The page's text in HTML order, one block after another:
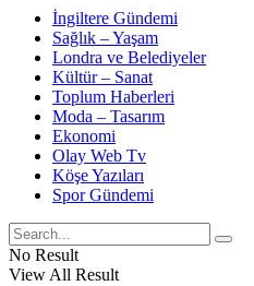
İngiltere Gündemi
Sağlık – Yaşam
Londra ve Belediyeler
Kültür – Sanat
Toplum Haberleri
Moda – Tasarım
Ekonomi
Olay Web Tv
Köşe Yazıları
Spor Gündemi
No Result
View All Result